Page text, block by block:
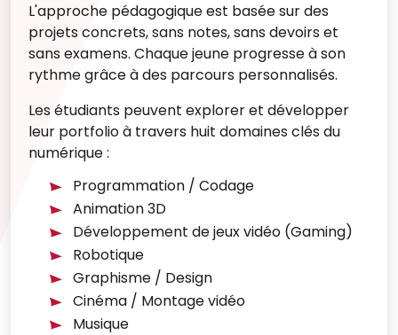
L'approche pédagogique est basée sur des
projets concrets, sans notes, sans devoirs et
sans examens. Chaque jeune progresse à son
rythme grâce à des parcours personnalisés.
Les étudiants peuvent explorer et développer
leur portfolio à travers huit domaines clés du
numérique :
Programmation / Codage
Animation 3D
Développement de jeux vidéo (Gaming)
Robotique
Graphisme / Design
Cinéma / Montage vidéo
Musique